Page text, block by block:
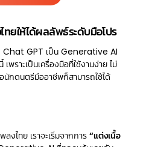
ทยให้ได้ผลลัพธ์ระดับมือโปร
Chat GPT เป็น Generative AI
เพราะเป็นเครื่องมือที่ใช้งานง่าย ไม่
นักดนตรีมืออาชีพก็สามารถใช้ได้
งไทย เราจะเริ่มจากการ “แต่งเนื้อ